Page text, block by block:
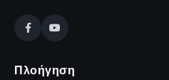
Πλοήγηση